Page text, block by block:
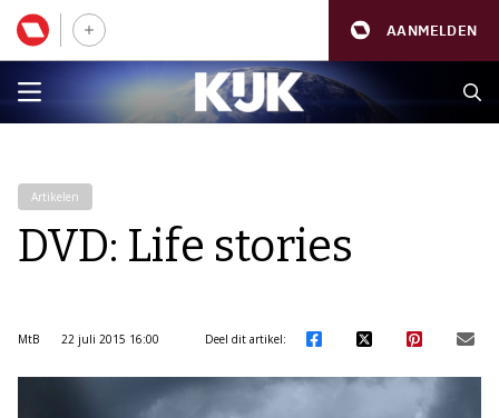
AANMELDEN
Artikelen
DVD: Life stories
MtB 22 juli 2015 16:00 Deel dit artikel: